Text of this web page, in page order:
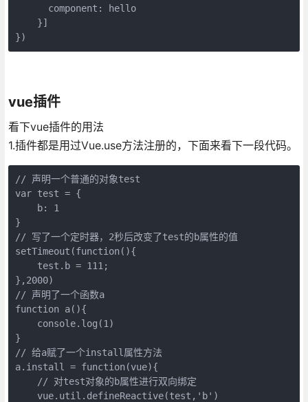
      component: hello
    }]
})
vue插件
看下vue插件的用法
1.插件都是用过Vue.use方法注册的，下面来看下一段代码。
// 声明一个普通的对象test
var test = {
    b: 1
}
// 写了一个定时器，2秒后改变了test的b属性的值
setTimeout(function(){
    test.b = 111;
},2000)
// 声明了一个函数a
function a(){
    console.log(1)
}
// 给a赋了一个install属性方法
a.install = function(vue){
    // 对test对象的b属性进行双向绑定
    vue.util.defineReactive(test,'b')